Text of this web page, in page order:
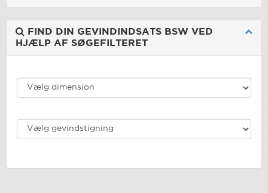
FIND DIN GEVINDINDSATS BSW VED
HJÆLP AF SØGEFILTERET